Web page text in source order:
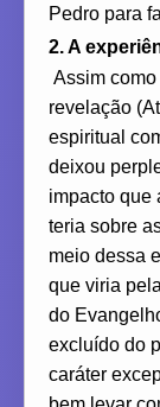
Pedro para
2. A
Assim
revelação
espiritual
deixou
impacto que
teria sobre
meio dessa
que viria
do
excluído do
caráter